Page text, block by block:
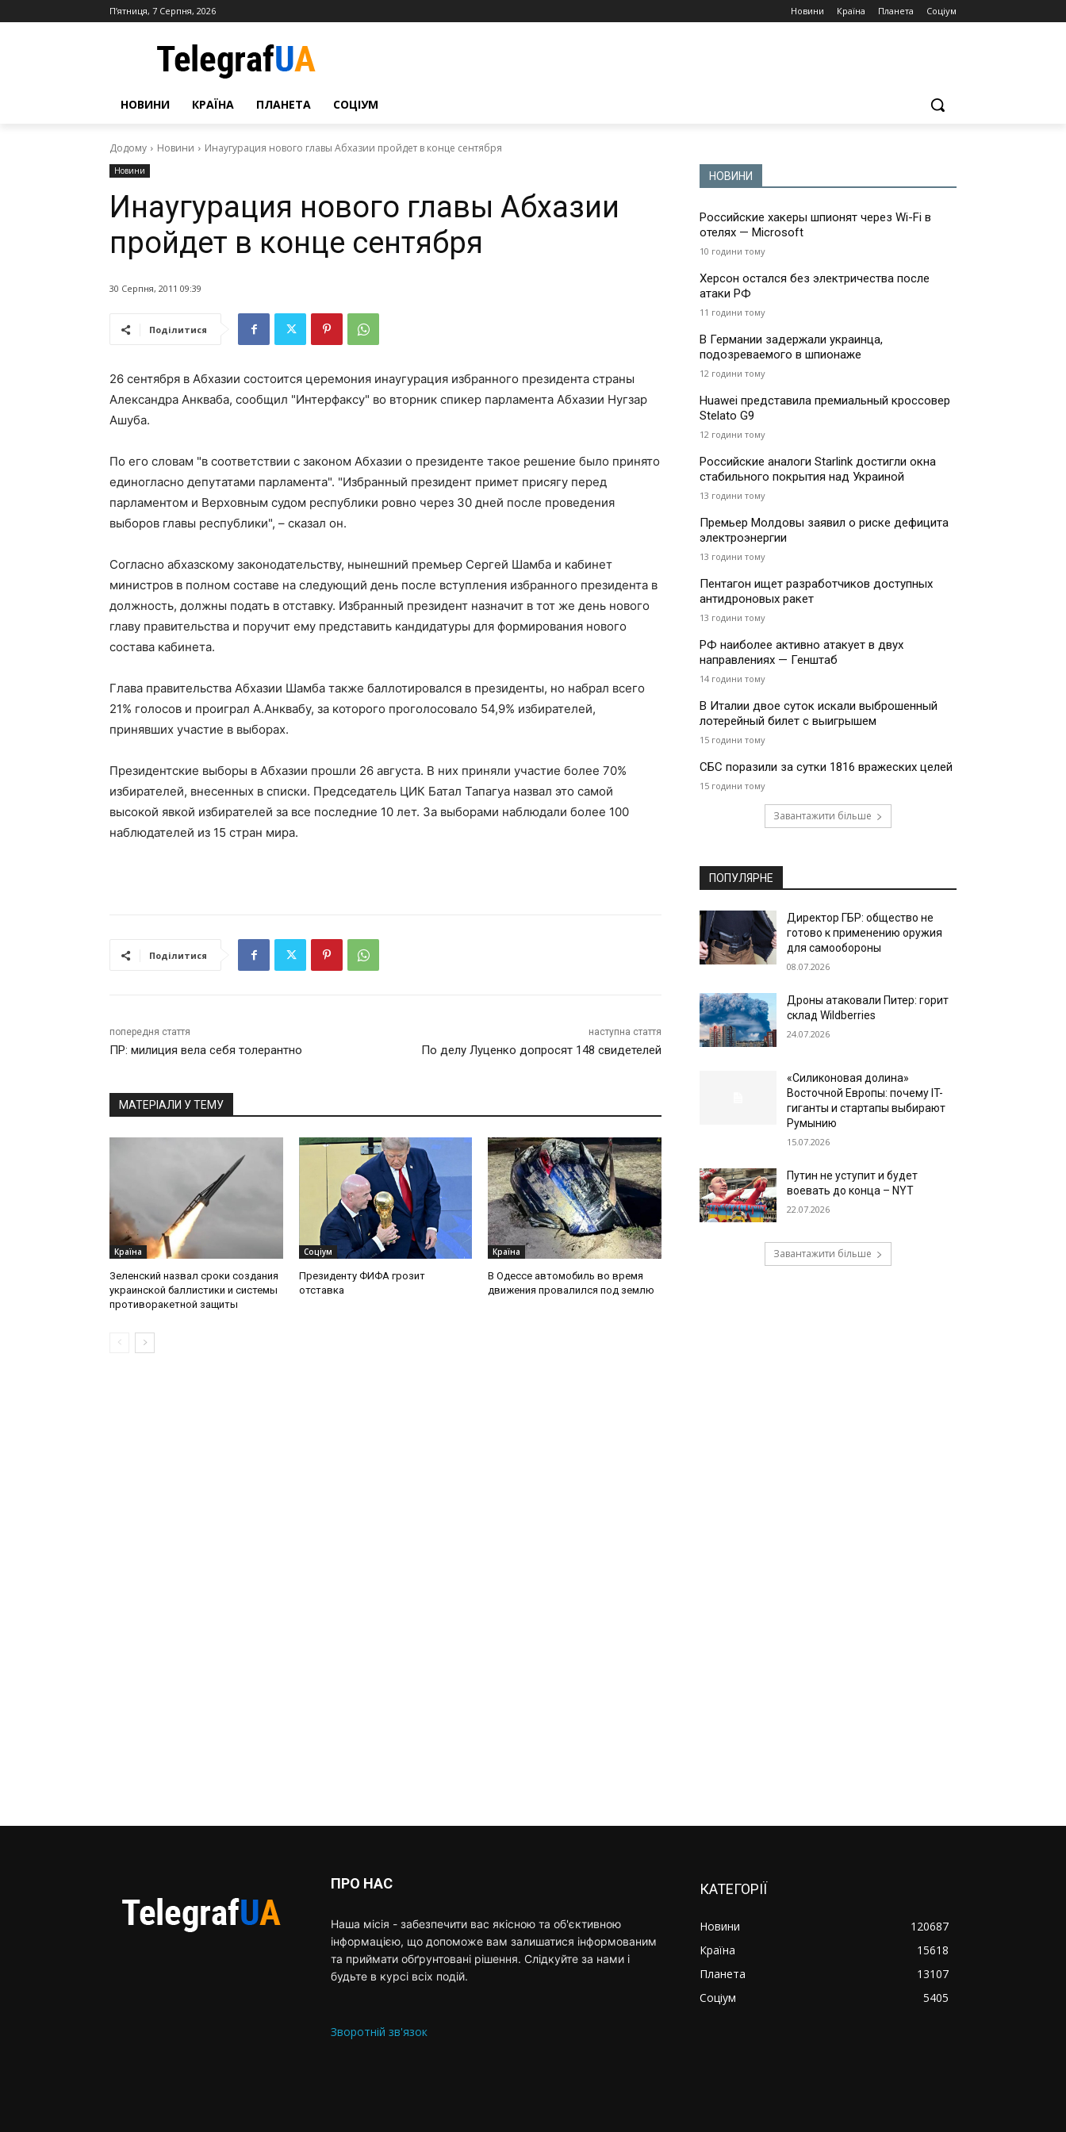
П’ятниця, 7 Серпня, 2026 Новини Країна Планета Соціум
НОВИНИ КРАЇНА ПЛАНЕТА СОЦІУМ
Додому Новини Инаугурация нового главы Абхазии пройдет в конце сентября
Новини
Инаугурация нового главы Абхазии
пройдет в конце сентября
30 Серпня, 2011 09:39
Поділитися
26 сентября в Абхазии состоится церемония инаугурация избранного президента страны
Александра Анкваба, сообщил "Интерфаксу" во вторник спикер парламента Абхазии Нугзар
Ашуба.
По его словам "в соответствии с законом Абхазии о президенте такое решение было принято
единогласно депутатами парламента". "Избранный президент примет присягу перед
парламентом и Верховным судом республики ровно через 30 дней после проведения
выборов главы республики", – сказал он.
Согласно абхазскому законодательству, нынешний премьер Сергей Шамба и кабинет
министров в полном составе на следующий день после вступления избранного президента в
должность, должны подать в отставку. Избранный президент назначит в тот же день нового
главу правительства и поручит ему представить кандидатуры для формирования нового
состава кабинета.
Глава правительства Абхазии Шамба также баллотировался в президенты, но набрал всего
21% голосов и проиграл А.Анквабу, за которого проголосовало 54,9% избирателей,
принявших участие в выборах.
Президентские выборы в Абхазии прошли 26 августа. В них приняли участие более 70%
избирателей, внесенных в списки. Председатель ЦИК Батал Тапагуа назвал это самой
высокой явкой избирателей за все последние 10 лет. За выборами наблюдали более 100
наблюдателей из 15 стран мира.
Поділитися
попередня стаття
ПР: милиция вела себя толерантно
наступна стаття
По делу Луценко допросят 148 свидетелей
МАТЕРІАЛИ У ТЕМУ
Країна
Зеленский назвал сроки создания
украинской баллистики и системы
противоракетной защиты
Соціум
Президенту ФИФА грозит
отставка
Країна
В Одессе автомобиль во время
движения провалился под землю
НОВИНИ
Российские хакеры шпионят через Wi-Fi в
отелях — Microsoft
10 години тому
Херсон остался без электричества после
атаки РФ
11 години тому
В Германии задержали украинца,
подозреваемого в шпионаже
12 години тому
Huawei представила премиальный кроссовер
Stelato G9
12 години тому
Российские аналоги Starlink достигли окна
стабильного покрытия над Украиной
13 години тому
Премьер Молдовы заявил о риске дефицита
электроэнергии
13 години тому
Пентагон ищет разработчиков доступных
антидроновых ракет
13 години тому
РФ наиболее активно атакует в двух
направлениях — Генштаб
14 години тому
В Италии двое суток искали выброшенный
лотерейный билет с выигрышем
15 години тому
СБС поразили за сутки 1816 вражеских целей
15 години тому
Завантажити більше
ПОПУЛЯРНЕ
Директор ГБР: общество не
готово к применению оружия
для самообороны
08.07.2026
Дроны атаковали Питер: горит
склад Wildberries
24.07.2026
«Силиконовая долина»
Восточной Европы: почему IT-
гиганты и стартапы выбирают
Румынию
15.07.2026
Путин не уступит и будет
воевать до конца – NYT
22.07.2026
Завантажити більше
ПРО НАС
Наша місія - забезпечити вас якісною та об'єктивною
інформацією, що допоможе вам залишатися інформованим
та приймати обґрунтовані рішення. Слідкуйте за нами і
будьте в курсі всіх подій.
Зворотній зв'язок
КАТЕГОРІЇ
Новини
120687
Країна
15618
Планета
13107
Соціум
5405